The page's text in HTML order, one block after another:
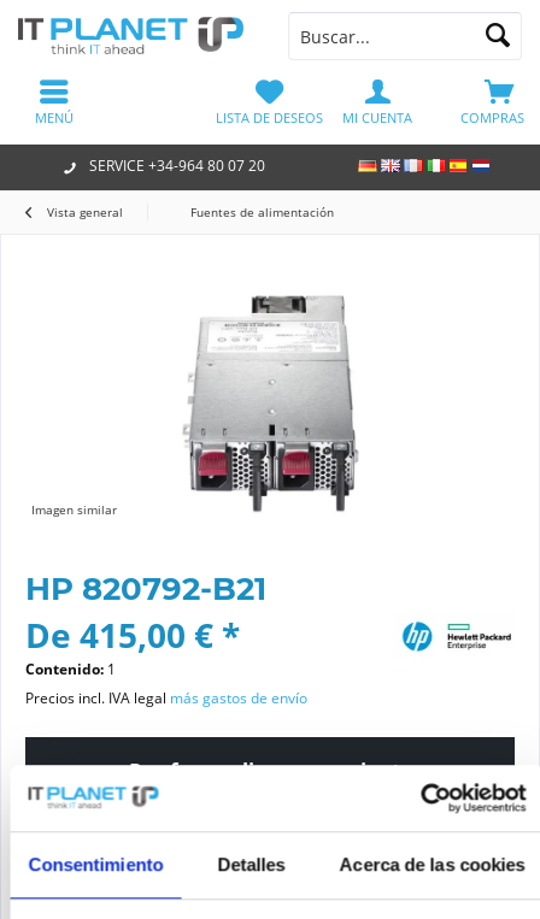
Consentimiento Detalles Acerca de las cookies
SERVICE +34-964 80 07 20
COMPRAS
LISTA DE DESEOS MI CUENTA
MENÚ
Vista general Fuentes de alimentación
Imagen similar
HP 820792-B21
De 415,00 € *
Contenido: 1
Precios incl. IVA legal más gastos de envío
Por favor elige una variante
nuevo reacondicionado